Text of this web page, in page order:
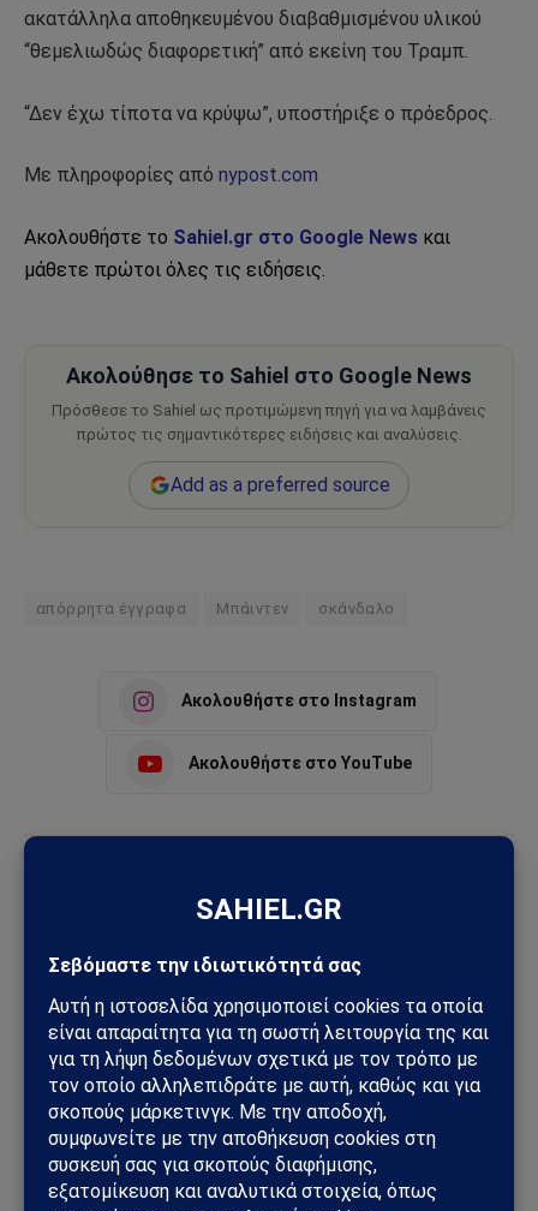
ακατάλληλα αποθηκευμένου διαβαθμισμένου υλικού
“θεμελιωδώς διαφορετική” από εκείνη του Τραμπ.
“Δεν έχω τίποτα να κρύψω”, υποστήριξε ο πρόεδρος.
Με πληροφορίες από nypost.com
Ακολουθήστε το Sahiel.gr στο Google News και
μάθετε πρώτοι όλες τις ειδήσεις.
Ακολούθησε το Sahiel στο Google News
Πρόσθεσε το Sahiel ως προτιμώμενη πηγή για να λαμβάνεις
πρώτος τις σημαντικότερες ειδήσεις και αναλύσεις.
Add as a preferred source
απόρρητα έγγραφα Μπάιντεν σκάνδαλο
Ακολουθήστε στο Instagram
Ακολουθήστε στο YouTube
Twitter Pinterest
Sahiel Newsroom
Facebook
X
(Twitter)
PinterestInstagram
Tumblr
Το Sahiel.gr είναι ανεξάρτητη ψηφιακή πύλη ενημέρωσης
και ανάλυσης με έμφαση στη γεωπολιτική, τη διεθνή
ασφάλεια, τα εθνικά ζητήματα και τις διεθνείς εξελίξεις
που επηρεάζουν την Ελλάδα και τον ευρύτερο ελληνισμό.